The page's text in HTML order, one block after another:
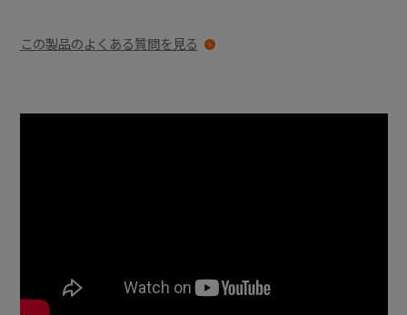
この製品のよくある質問を見る